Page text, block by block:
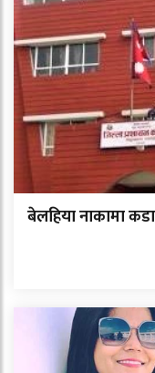
बेलहिया नाकामा